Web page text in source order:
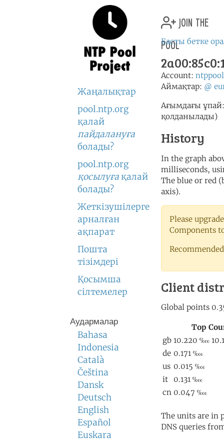
Жаңалықтар
pool.ntp.org
қалай
пайдалануға
болады?
pool.ntp.org
қосылуғақалай
болады?
Жеткізушілерге
арналған
ақпарат
Пошта
тізімдері
Қосымша
сілтемелер
Аудармалар
Bahasa
Indonesia
Català
Čeština
Dansk
Deutsch
English
Español
Euskara
join the
pool
Басты бетке
Account:
Аймақтар: @
Ағымдағы ұпай:
қолданылады)
History
In the graph
milliseconds,
The blue or red
axis).
Please
Components
Client
The units are in
DNS queries